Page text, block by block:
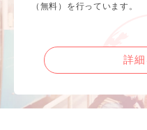
（無料）を行っています。
詳細